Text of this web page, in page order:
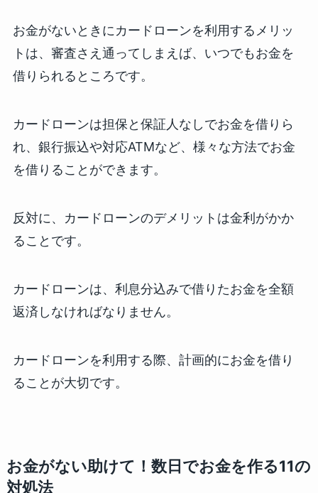
お金がないときにカードローンを利用するメリッ
トは、審査さえ通ってしまえば、いつでもお金を
借りられるところです。
カードローンは担保と保証人なしでお金を借りら
れ、銀行振込や対応ATMなど、様々な方法でお金
を借りることができます。
反対に、カードローンのデメリットは金利がかか
ることです。
カードローンは、利息分込みで借りたお金を全額
返済しなければなりません。
カードローンを利用する際、計画的にお金を借り
ることが大切です。
お金がない助けて！数日でお金を作る11の
対処法